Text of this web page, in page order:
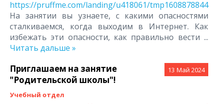
https://pruffme.com/landing/u418061/tmp1608878844
На занятии вы узнаете, с какими опасностями
сталкиваемся, когда выходим в Интернет. Как
избежать эти опасности, как правильно вести ...
Читать дальше »
13 Май 2024
Приглашаем на занятие
"Родительской школы"!
Учебный отдел